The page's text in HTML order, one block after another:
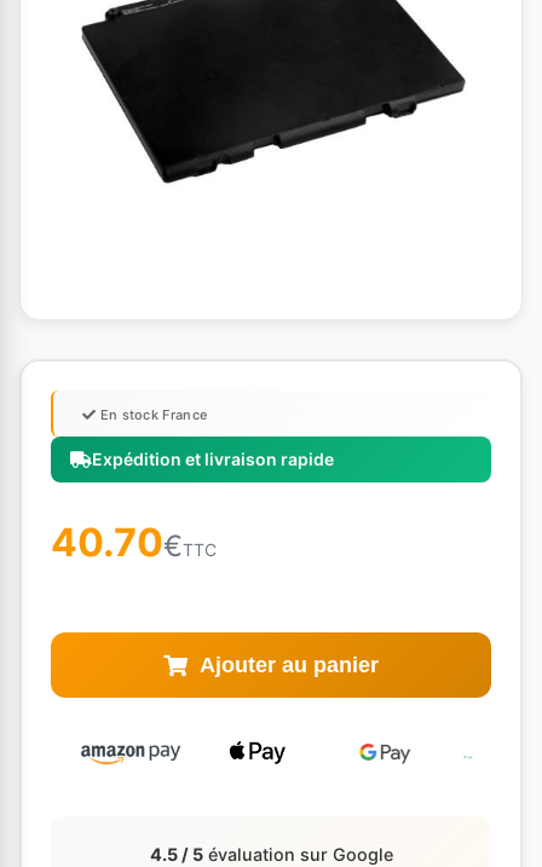
Expédition et livraison rapide
En stock France
40.70€TTC
Ajouter au panier
4.5 / 5évaluation sur Google